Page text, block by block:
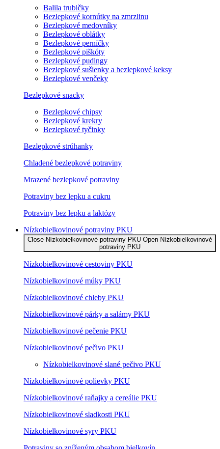
Balila trubičky
Bezlepkové kornútky na zmrzlinu
Bezlepkové medovníky
Bezlepkové oblátky
Bezlepkové perníčky
Bezlepkové piškóty
Bezlepkové pudingy
Bezlepkové sušienky a bezlepkové keksy
Bezlepkové venčeky
Bezlepkové snacky
Bezlepkové chipsy
Bezlepkové krekry
Bezlepkové tyčinky
Bezlepkové strúhanky
Chladené bezlepkové potraviny
Mrazené bezlepkové potraviny
Potraviny bez lepku a cukru
Potraviny bez lepku a laktózy
Nízko­bielkovinové potraviny PKU
Close Nízko­bielkovinové potraviny PKU Open Nízko­bielkovinové
potraviny PKU
Nízko­bielkovinové cestoviny PKU
Nízko­bielkovinové múky PKU
Nízkobielkovinové chleby PKU
Nízkobielkovinové párky a salámy PKU
Nízkobielkovinové pečenie PKU
Nízkobielkovinové pečivo PKU
Nízkobielkovinové slané pečivo PKU
Nízkobielkovinové polievky PKU
Nízkobielkovinové raňajky a cereálie PKU
Nízkobielkovinové sladkosti PKU
Nízkobielkovinové syry PKU